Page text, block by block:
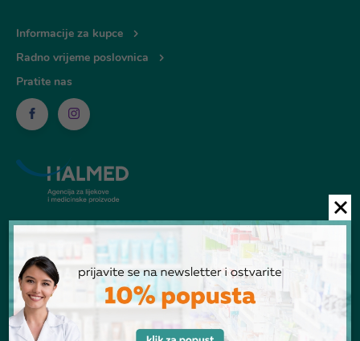
Informacije za kupce
Radno vrijeme poslovnica
Pratite nas
© Ljekarna Talan 2026